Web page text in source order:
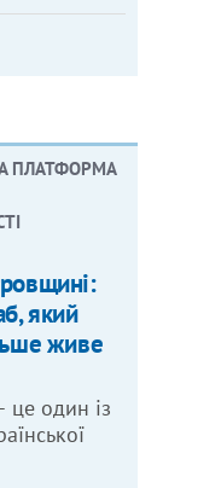
ПЛАТФОРМА
який
живе
це один із